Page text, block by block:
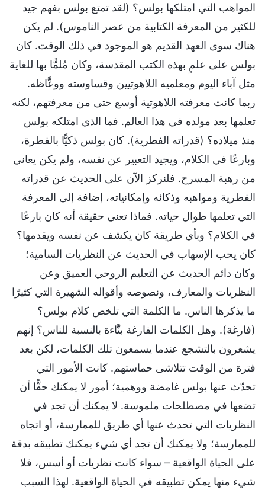
المواهب التي امتلكها بولس؟ (لقد تمتع بولس بفهم جيد
للكثير من المعرفة الكتابية من عصر الناموس). لم يكن
هناك سوى العهد القديم هو الموجود في ذلك الوقت. كان
بولس على علمٍ بهذه الكتب المقدسة، وكان مُلمًّا بها للغاية
مثل آباء اليوم ومعلميه اللاهوتيين وقساوسته ووعَّاظه.
ربما كانت معرفته اللاهوتية أوسع حتى من معرفتهم، لكنه
تعلمها بعد مولده في هذا العالم. فما الذي امتلكه بولس
منذ ميلاده؟ (قدراته الفطرية). كان بولس ذكيًّا بالفطرة،
وبارعًا في الكلام، ويجيد التعبير عن نفسه، ولم يكن يعاني
من رهبة المسرح. فلنركز الآن على الحديث عن قدراته
الفطرية ومواهبه وذكائه وإمكانياته، إضافة إلى المعرفة
التي تعلمها طوال حياته. فماذا تعني حقيقة أنه كان بارعًا
في الكلام؟ وبأي طريقة كان يكشف عن نفسه ويقدمها؟
كان يحب الإسهاب في الحديث عن النظريات السامية؛
وكان دائم الحديث عن التعليم الروحي العميق وعن
النظريات والمعارف، ونصوصه وأقواله الشهيرة التي كثيرًا
ما يذكرها الناس. ما الكلمة التي تلخص كلام بولس؟
(فارغة). وهل الكلمات الفارغة بنَّاءة بالنسبة للناس؟ إنهم
يشعرون بالتشجع عندما يسمعون تلك الكلمات، لكن بعد
فترة من الوقت تتلاشى حماستهم. كانت الأمور التي
تحدّث عنها بولس غامضة ووهمية؛ أمور لا يمكنك حقًّا أن
تضعها في مصطلحات ملموسة. لا يمكنك أن تجد في
النظريات التي تحدث عنها أي طريق للممارسة، أو اتجاه
للممارسة؛ ولا يمكنك أن تجد أي شيء يمكنك تطبيقه بدقة
على الحياة الواقعية – سواء كانت نظريات أو أسس، فلا
شيء منها يمكن تطبيقه في الحياة الواقعية. لهذا السبب